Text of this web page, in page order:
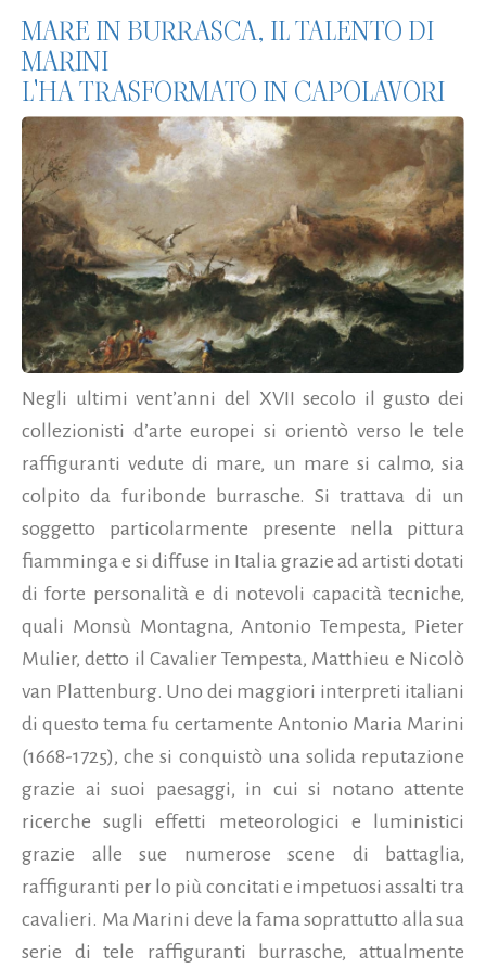
MARE IN BURRASCA, IL TALENTO DI
MARINI
L'HA TRASFORMATO IN CAPOLAVORI
Negli ultimi vent’anni del XVII secolo il gusto dei
collezionisti d’arte europei si orientò verso le tele
raffiguranti vedute di mare, un mare si calmo, sia
colpito da furibonde burrasche. Si trattava di un
soggetto particolarmente presente nella pittura
fiamminga e si diffuse in Italia grazie ad artisti dotati
di forte personalità e di notevoli capacità tecniche,
quali Monsù Montagna, Antonio Tempesta, Pieter
Mulier, detto il Cavalier Tempesta, Matthieu e Nicolò
van Plattenburg. Uno dei maggiori interpreti italiani
di questo tema fu certamente Antonio Maria Marini
(1668-1725), che si conquistò una solida reputazione
grazie ai suoi paesaggi, in cui si notano attente
ricerche sugli effetti meteorologici e luministici
grazie alle sue numerose scene di battaglia,
raffiguranti per lo più concitati e impetuosi assalti tra
cavalieri. Ma Marini deve la fama soprattutto alla sua
serie di tele raffiguranti burrasche, attualmente